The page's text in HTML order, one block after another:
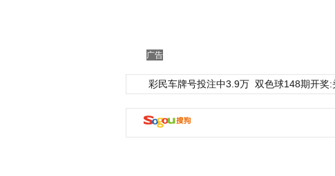
广告
彩民车牌号投注中3.9万 双色球148期开奖